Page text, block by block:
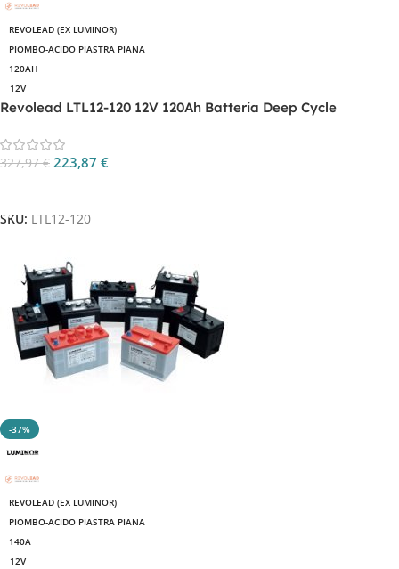
REVOLEAD (EX LUMINOR)
PIOMBO-ACIDO PIASTRA PIANA
120AH
12V
Revolead LTL12-120 12V 120Ah Batteria Deep Cycle
327,97€ 223,87 €
SKU: LTL12-120
-37%
REVOLEAD (EX LUMINOR)
PIOMBO-ACIDO PIASTRA PIANA
140A
12V